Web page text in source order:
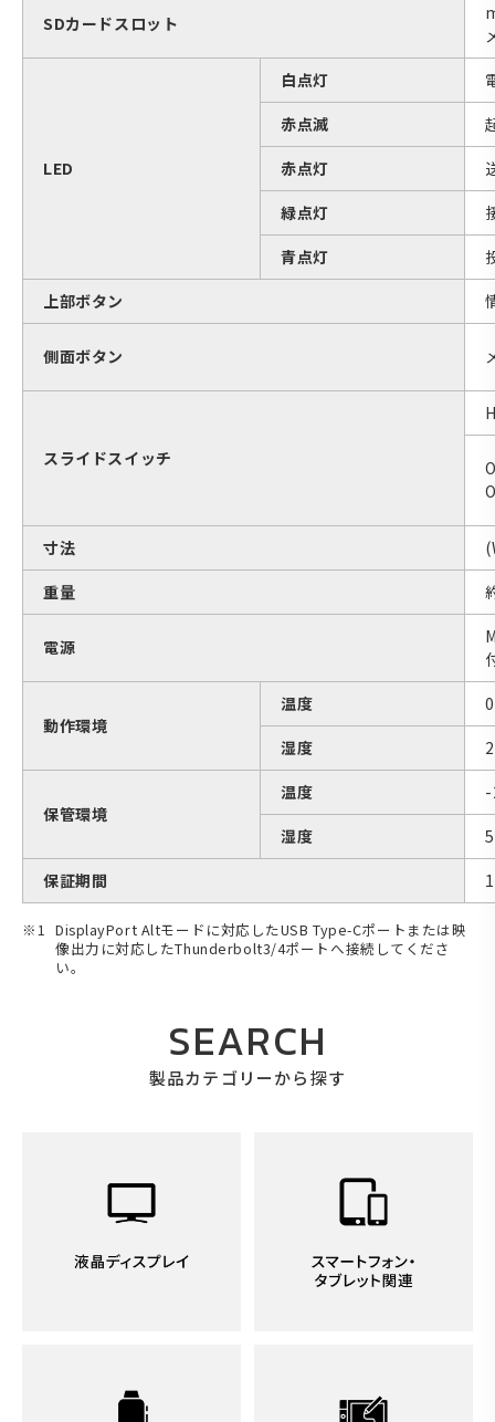
SDカードスロット
LED
白点灯
赤点滅
赤点灯
緑点灯
青点灯
上部ボタン
側面ボタン
スライドスイッチ
寸法
重量
電源
動作環境
温度
湿度
保管環境
温度
湿度
保証期間
DisplayPort Altモードに対応したUSB Type-Cポートまたは映
像出力に対応したThunderbolt3/4ポートへ接続してくださ
い。
SEARCH
製品カテゴリーから探す